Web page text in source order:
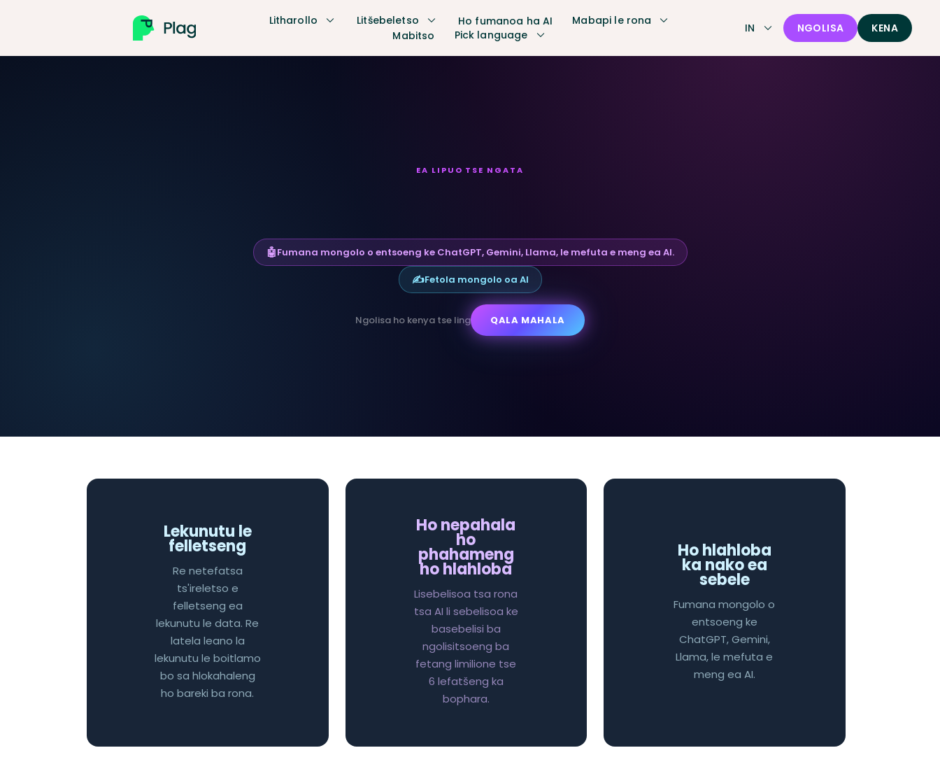
Litharollo Litšebeletso Ho fumanoa ha AI
Mabapi le rona
Mabitso
Pick language IN NGOLISA KENA
EA LIPUO TSE NGATA
🤖Fumana mongolo o entsoeng ke ChatGPT, Gemini, Llama, le mefuta e meng ea AI.
✍️Fetola mongolo oa AI
Ngolisa ho kenya tse ling QALA MAHALA
Lekunutu le
felletseng
Re netefatsa
ts'ireletso e
felletseng ea
lekunutu le data. Re
latela leano la
lekunutu le boitlamo
bo sa hlokahaleng
ho bareki ba rona.
Ho nepahala
ho
phahameng
ho hlahloba
Lisebelisoa tsa rona
tsa AI li sebelisoa ke
basebelisi ba
ngolisitsoeng ba
fetang limilione tse
6 lefatšeng ka
bophara.
Ho hlahloba
ka nako ea
sebele
Fumana mongolo o
entsoeng ke
ChatGPT, Gemini,
Llama, le mefuta e
meng ea AI.